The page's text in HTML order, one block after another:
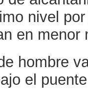
nivel
en menor
hombre
el